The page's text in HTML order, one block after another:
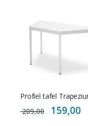
Profiel tafel
209,00
Special
Price
159,00